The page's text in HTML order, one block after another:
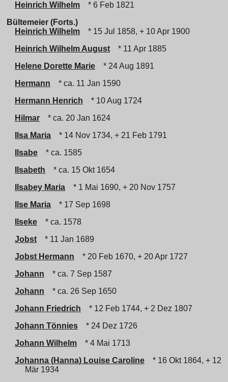
Heinrich Wilhelm
* 6 Feb 1821
Bültemeier (Forts.)
Heinrich Wilhelm
* 15 Jul 1858, + 10 Apr 1900
Heinrich Wilhelm August
* 11 Apr 1885
Helene Dorette Marie
* 24 Aug 1891
Hermann
* ca. 11 Jan 1590
Hermann Henrich
* 10 Aug 1724
Hilmar
* ca. 20 Jan 1624
Ilsa Maria
* 14 Nov 1734, + 21 Feb 1791
Ilsabe
* ca. 1585
Ilsabeth
* ca. 15 Okt 1654
Ilsabey Maria
* 1 Mai 1690, + 20 Nov 1757
Ilse Maria
* 17 Sep 1698
Ilseke
* ca. 1578
Jobst
* 11 Jan 1689
Jobst Hermann
* 20 Feb 1670, + 20 Apr 1727
Johann
* ca. 7 Sep 1587
Johann
* ca. 26 Sep 1650
Johann Friedrich
* 12 Feb 1744, + 2 Dez 1807
Johann Tönnies
* 24 Dez 1726
Johann Wilhelm
* 4 Mai 1713
Johanna (Hanna) Louise Caroline
* 16 Okt 1864, + 12
Mär 1934